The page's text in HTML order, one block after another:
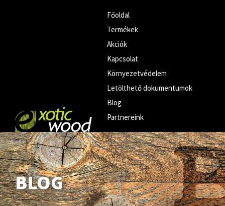
Főoldal
Termékek
Akciók
Kapcsolat
Környezetvédelem
Letölthető dokumentumok
Blog
Partnereink
BLOG